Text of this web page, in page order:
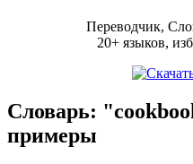
Переводчик,
20+ языков,
Словарь:
примеры